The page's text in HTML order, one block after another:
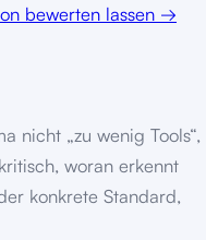
bewerten lassen →
nicht „zu wenig Tools“,
woran erkennt
konkrete Standard,